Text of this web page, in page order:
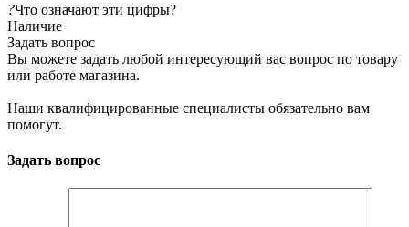
?Что означают эти цифры?
Наличие
Задать вопрос
Вы можете задать любой интересующий вас вопрос по товару
или работе магазина.
Наши квалифицированные специалисты обязательно вам
помогут.
Задать вопрос